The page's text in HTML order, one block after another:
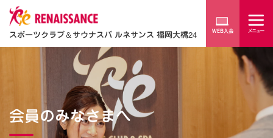
スポーツクラブ＆サウナスパ ルネサンス 福岡大橋24
会員のみなさまへ